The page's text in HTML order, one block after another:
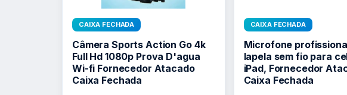
CAIXA FECHADA
Câmera Sports Action Go 4k
Full Hd 1080p Prova D'agua
Wi-fi Fornecedor Atacado
Caixa Fechada
CAIXA FECHADA
Microfone
lapela sem fio para
iPad, Fornecedor
Caixa Fechada